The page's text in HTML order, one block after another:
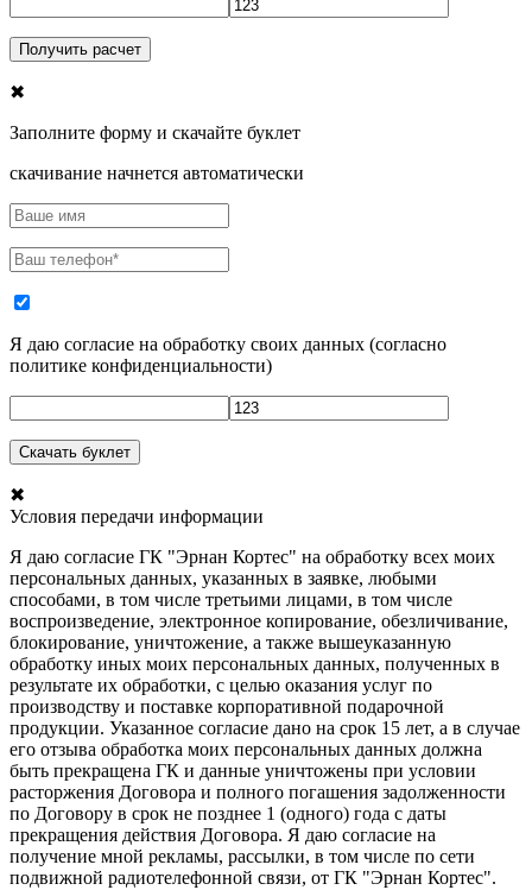
✖
Заполните форму и скачайте буклет
скачивание начнется автоматически
Я даю согласие на обработку своих данных (согласно
политике конфиденциальности)
✖
Условия передачи информации
Я даю согласие ГК "Эрнан Кортес" на обработку всех моих
персональных данных, указанных в заявке, любыми
способами, в том числе третьими лицами, в том числе
воспроизведение, электронное копирование, обезличивание,
блокирование, уничтожение, а также вышеуказанную
обработку иных моих персональных данных, полученных в
результате их обработки, с целью оказания услуг по
производству и поставке корпоративной подарочной
продукции. Указанное согласие дано на срок 15 лет, а в случае
его отзыва обработка моих персональных данных должна
быть прекращена ГК и данные уничтожены при условии
расторжения Договора и полного погашения задолженности
по Договору в срок не позднее 1 (одного) года с даты
прекращения действия Договора. Я даю согласие на
получение мной рекламы, рассылки, в том числе по сети
подвижной радиотелефонной связи, от ГК "Эрнан Кортес".